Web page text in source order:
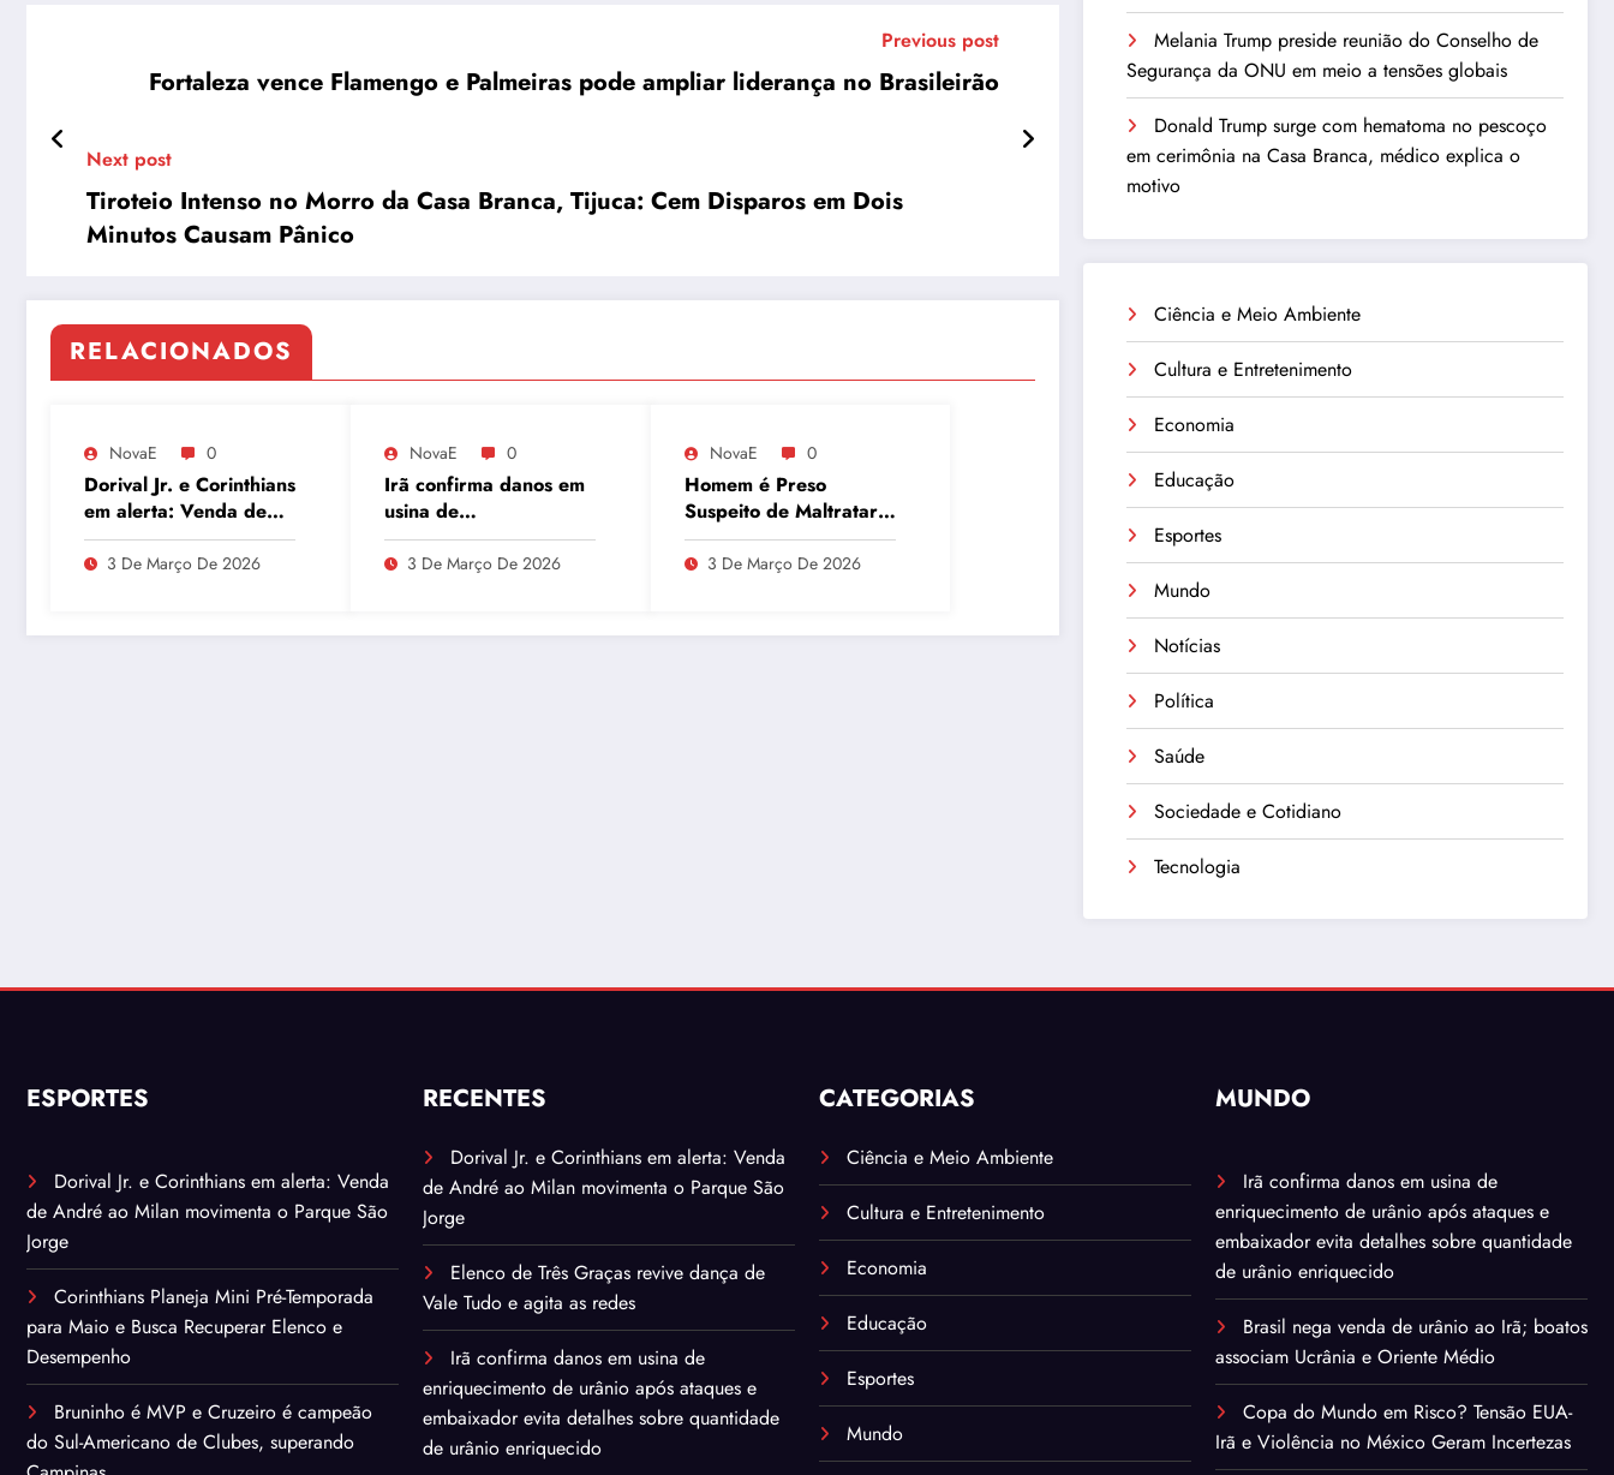
Previous post
Fortaleza vence Flamengo e Palmeiras pode ampliar liderança no Brasileirão
Next post
Tiroteio Intenso no Morro da Casa Branca, Tijuca: Cem Disparos em Dois
Minutos Causam Pânico
RELACIONADOS
NovaE 0
Dorival Jr. e Corinthians
em alerta: Venda de
André ao Milan
movimenta o Parque
3 De Março De 2026
NovaE 0
Irã confirma danos em
usina de
enriquecimento de
urânio após ataques e
quantidade de urânio
3 De Março De 2026
NovaE 0
Homem é Preso
Suspeito de Maltratar
Mais de 100 Animais
Durante Lives
3 De Março De 2026
Melania Trump preside reunião do Conselho de
Segurança da ONU em meio a tensões globais
Donald Trump surge com hematoma no pescoço
em cerimônia na Casa Branca, médico explica o
motivo
Ciência e Meio Ambiente
Cultura e Entretenimento
Economia
Educação
Esportes
Mundo
Notícias
Política
Saúde
Sociedade e Cotidiano
Tecnologia
ESPORTES
Dorival Jr. e Corinthians em alerta: Venda
de André ao Milan movimenta o Parque São
Jorge
Corinthians Planeja Mini Pré-Temporada
para Maio e Busca Recuperar Elenco e
Desempenho
Bruninho é MVP e Cruzeiro é campeão
do Sul-Americano de Clubes, superando
RECENTES
Dorival Jr. e Corinthians em alerta: Venda
de André ao Milan movimenta o Parque São
Jorge
Elenco de Três Graças revive dança de
Vale Tudo e agita as redes
Irã confirma danos em usina de
enriquecimento de urânio após ataques e
embaixador evita detalhes sobre quantidade
de urânio enriquecido
CATEGORIAS
Ciência e Meio Ambiente
Cultura e Entretenimento
Economia
Educação
Esportes
Mundo
MUNDO
Irã confirma danos em usina de
enriquecimento de urânio após ataques e
embaixador evita detalhes sobre quantidade
de urânio enriquecido
Brasil nega venda de urânio ao Irã; boatos
associam Ucrânia e Oriente Médio
Copa do Mundo em Risco? Tensão EUA-
Irã e Violência no México Geram Incertezas